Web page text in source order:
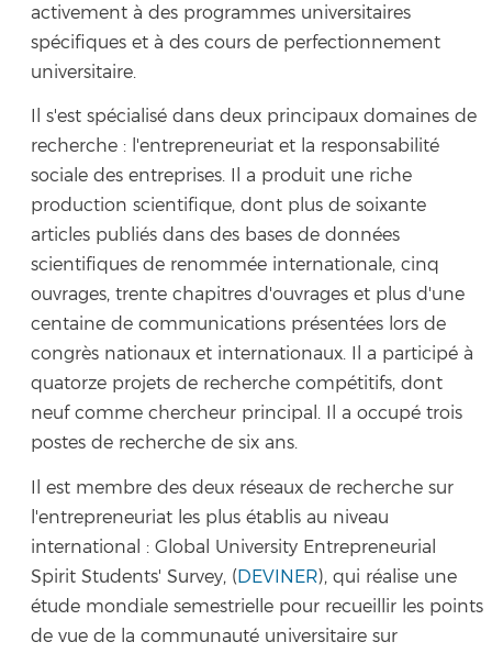
activement à des programmes universitaires
spécifiques et à des cours de perfectionnement
universitaire.
Il s'est spécialisé dans deux principaux domaines de
recherche : l'entrepreneuriat et la responsabilité
sociale des entreprises. Il a produit une riche
production scientifique, dont plus de soixante
articles publiés dans des bases de données
scientifiques de renommée internationale, cinq
ouvrages, trente chapitres d'ouvrages et plus d'une
centaine de communications présentées lors de
congrès nationaux et internationaux. Il a participé à
quatorze projets de recherche compétitifs, dont
neuf comme chercheur principal. Il a occupé trois
postes de recherche de six ans.
Il est membre des deux réseaux de recherche sur
l'entrepreneuriat les plus établis au niveau
international : Global University Entrepreneurial
Spirit Students' Survey, (DEVINER), qui réalise une
étude mondiale semestrielle pour recueillir les points
de vue de la communauté universitaire sur